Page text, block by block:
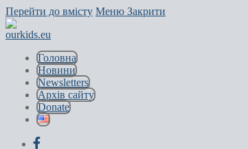
Перейти до вмісту Меню Закрити
Головна
Новини
Newsletters
Архів сайту
Donate